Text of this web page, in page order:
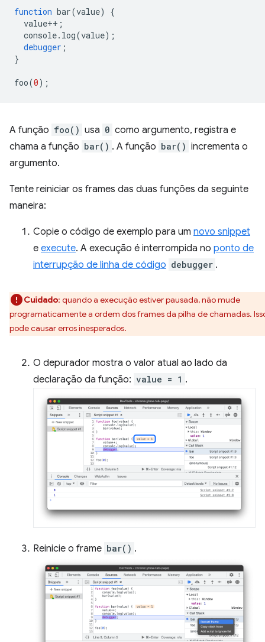
function bar(value)
{
value++ ;
console. log(value);
debugger ;
}
foo(0);
A função foo() usa 0 como argumento, registra e
chama a função bar() . A função bar() incrementa o
argumento.
Tente reiniciar os frames das duas funções da seguinte
maneira:
Copie o código de exemplo para um novo snippet
e execute. A execução é interrompida no ponto de
interrupção de linha de código debugger .
Cuidado: quando a execução estiver pausada, não mude
programaticamente a ordem dos frames da pilha de chamadas.
pode causar erros inesperados.
O depurador mostra o valor atual ao lado da
declaração da função: value = 1 .
Reinicie o frame bar() .